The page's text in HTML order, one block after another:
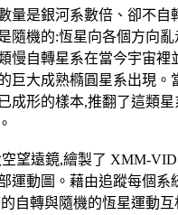
量是銀河系數倍、卻不自
隨機的:恆星向各個方向
慢自轉星系在當今宇宙裡
巨大成熟橢圓星系出現。
成形的樣本,推翻了這類
望遠鏡,繪製了 XMM-
運動圖。藉由追蹤每個系
自轉與隨機的恆星運動互